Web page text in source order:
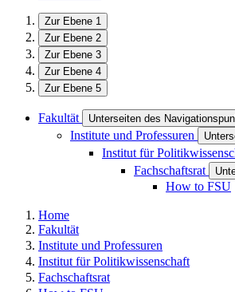
Zur Ebene 1
Zur Ebene 2
Zur Ebene 3
Zur Ebene 4
Zur Ebene 5
Fakultät Unterseiten des
Institute und Professuren
Institut für
Fachschaftsrat
How to FSU
Home
Fakultät
Institute und Professuren
Institut für Politikwissenschaft
Fachschaftsrat